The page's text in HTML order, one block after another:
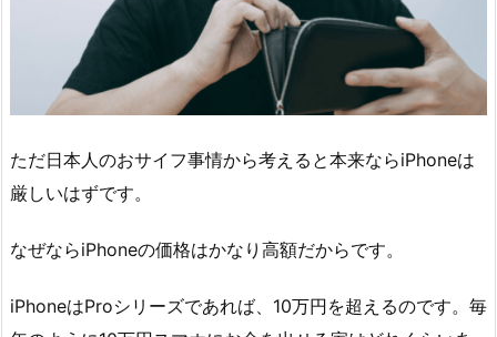
ただ日本人のおサイフ事情から考えると本来ならiPhoneは
厳しいはずです。
なぜならiPhoneの価格はかなり高額だからです。
iPhoneはProシリーズであれば、10万円を超えるのです。毎